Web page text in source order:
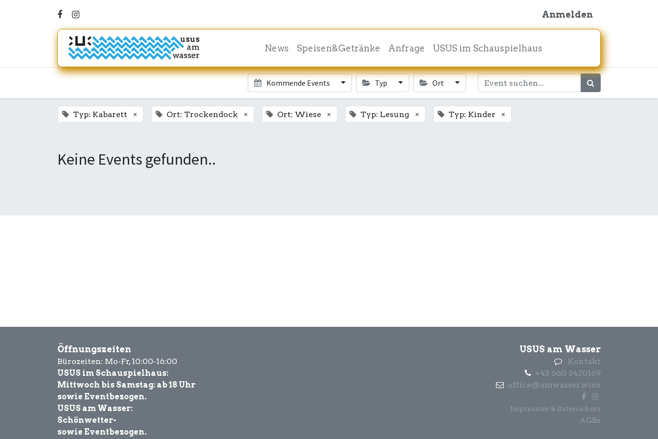
Anmelden
News Speisen&Getränke Anfrage USUS im Schauspielhaus
Kommende Events Typ Ort
Typ: Kabarett × Ort: Trockendock × Ort: Wiese × Typ: Lesung × Typ: Kinder ×
Keine Events gefunden..
Öffnungszeiten
Bürozeiten: Mo-Fr, 10:00-16:00
USUS im Schauspielhaus:
Mittwoch bis Samstag: ab 18 Uhr
sowie Eventbezogen.
USUS am Wasser:
Schönwetter-
sowie Eventbezogen.
USUS am Wasser
Kontakt
+43 660 3420169
office@amwasser.wien
Impressum & Datenschutz
AGBs